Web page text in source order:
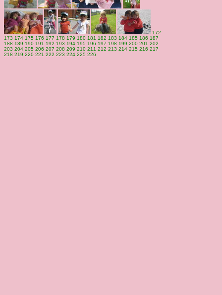
172
173 174 175 176 177 178 179 180 181 182 183 184 185 186 187
188 189 190 191 192 193 194 195 196 197 198 199 200 201 202
203 204 205 206 207 208 209 210 211 212 213 214 215 216 217
218 219 220 221 222 223 224 225 226